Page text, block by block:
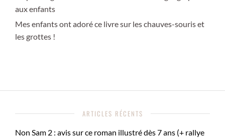
aux enfants
Mes enfants ont adoré ce livre sur les chauves-souris et
les grottes !
ARTICLES RÉCENTS
Non Sam 2 : avis sur ce roman illustré dès 7 ans (+ rallye